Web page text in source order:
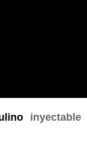
inyectable